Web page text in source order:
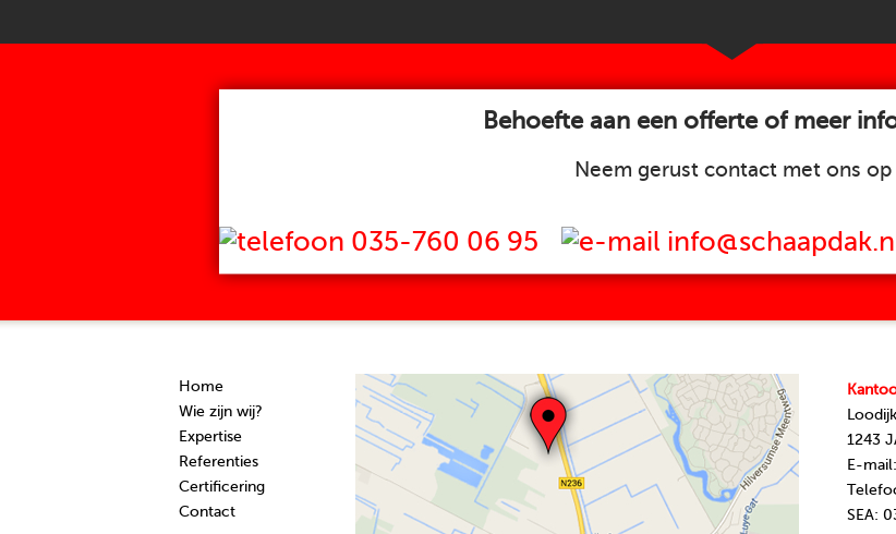
Behoefte aan een offerte of meer
Neem gerust contact met ons op
035-760 06 95
Home
Wie zijn wij?
Expertise
Referenties
Certificering
Contact
1243
E-mail:
SEA: